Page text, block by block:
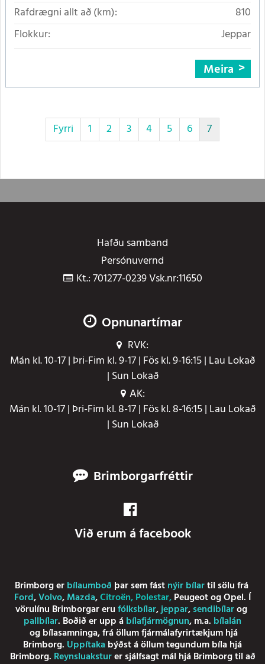
Rafdrægni allt að (km):
810
Flokkur:
Jeppar
Meira
Fyrri 1 2 3 4 5 6 7
Hafðu samband
Persónuvernd
Kt.: 701277-0239 Vsk.nr:11650
Opnunartímar
RVK:
Mán kl. 10-17 | Þri-Fim kl. 9-17 | Fös kl. 9-16:15 | Lau Lokað
| Sun Lokað
AK:
Mán kl. 10-17 | Þri-Fim kl. 8-17 | Fös kl. 8-16:15 | Lau Lokað
| Sun Lokað
Brimborgarfréttir
Við erum á facebook
Brimborg erbílaumboð þar sem fástnýir bílartil sölu frá
Ford,Volvo,Mazda,Citroën,Polestar,PeugeotogOpel. Í
vörulínu Brimborgar erufólksbílar,jeppar,sendibílarog
pallbílar. Boðið er upp ábílafjármögnun, m.a. bílalán
ogbílasamninga, frá öllum fjármálafyrirtækjum hjá
Brimborg. Uppítakabýðst á öllum tegundum bíla hjá
Brimborg. Reynsluaksturer sjálfsagt mál hjá Brimborg til að